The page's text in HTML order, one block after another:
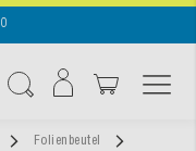
Folienbeutel